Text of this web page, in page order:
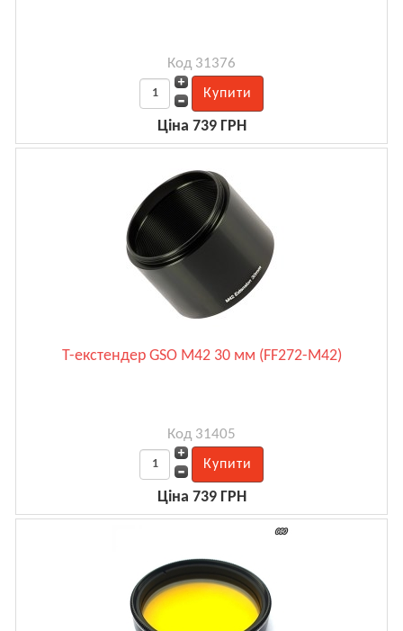
Код 31376
Ціна 739 ГРН
Т-екстендер GSO M42 30 мм (FF272-M42)
Код 31405
Ціна 739 ГРН